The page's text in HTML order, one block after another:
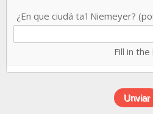
¿En que ciudá ta'l Niemeyer?
Fill in the